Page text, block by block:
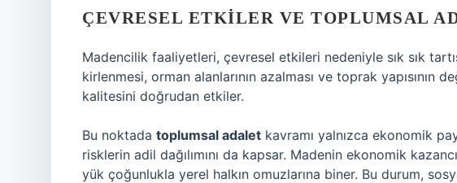
ÇEVRESEL ETKILER VE TOPLUMSAL
Madencilik faaliyetleri, çevresel etkileri nedeniyle sık sık
kirlenmesi, orman alanlarının azalması ve toprak yapısının
kalitesini doğrudan etkiler.
Bu noktada toplumsal adalet kavramı yalnızca ekonomik
risklerin adil dağılımını da kapsar. Madenin ekonomik
yük çoğunlukla yerel halkın omuzlarına biner. Bu durum,